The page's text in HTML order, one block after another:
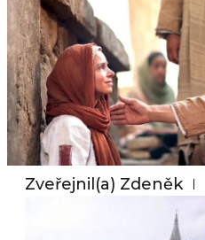
Zveřejnil(a) Zdeněk